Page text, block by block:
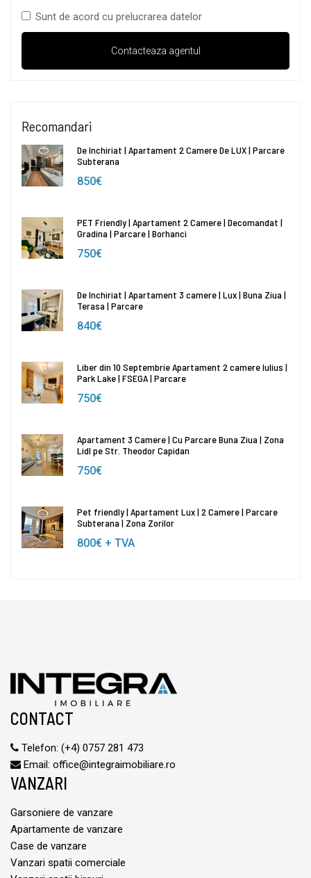
Sunt de acord cu prelucrarea datelor
Recomandari
De Inchiriat | Apartament 2 Camere De LUX | Parcare
Subterana
850€
PET Friendly | Apartament 2 Camere | Decomandat |
Gradina | Parcare | Borhanci
750€
De Inchiriat | Apartament 3 camere | Lux | Buna Ziua |
Terasa | Parcare
840€
Liber din 10 Septembrie Apartament 2 camere Iulius |
Park Lake | FSEGA | Parcare
750€
Apartament 3 Camere | Cu Parcare Buna Ziua | Zona
Lidl pe Str. Theodor Capidan
750€
Pet friendly | Apartament Lux | 2 Camere | Parcare
Subterana | Zona Zorilor
800€ + TVA
CONTACT
Telefon: (+4) 0757 281 473
Email: office@integraimobiliare.ro
VANZARI
Garsoniere de vanzare
Apartamente de vanzare
Case de vanzare
Vanzari spatii comerciale